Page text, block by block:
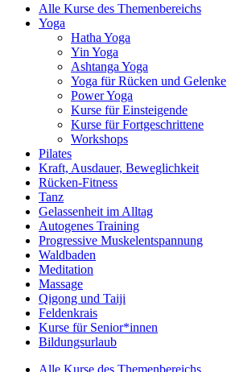
Alle Kurse des Themenbereichs
Yoga
Hatha Yoga
Yin Yoga
Ashtanga Yoga
Yoga für Rücken und Gelenke
Power Yoga
Kurse für Einsteigende
Kurse für Fortgeschrittene
Workshops
Pilates
Kraft, Ausdauer, Beweglichkeit
Rücken-Fitness
Tanz
Gelassenheit im Alltag
Autogenes Training
Progressive Muskelentspannung
Waldbaden
Meditation
Massage
Qigong und Taiji
Feldenkrais
Kurse für Senior*innen
Bildungsurlaub
Alle Kurse des Themenbereichs